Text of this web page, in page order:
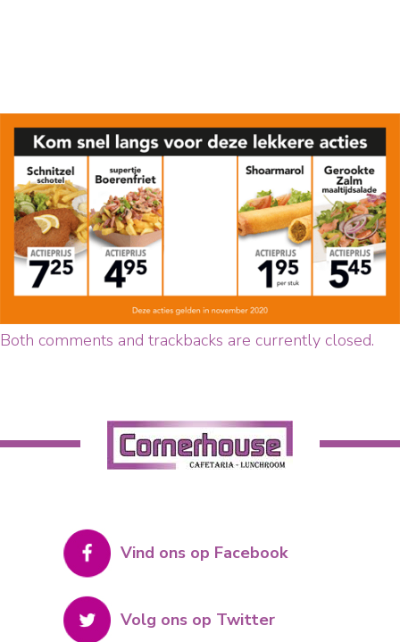
Both comments and trackbacks are currently closed.
Vind ons op Facebook
Volg ons op Twitter